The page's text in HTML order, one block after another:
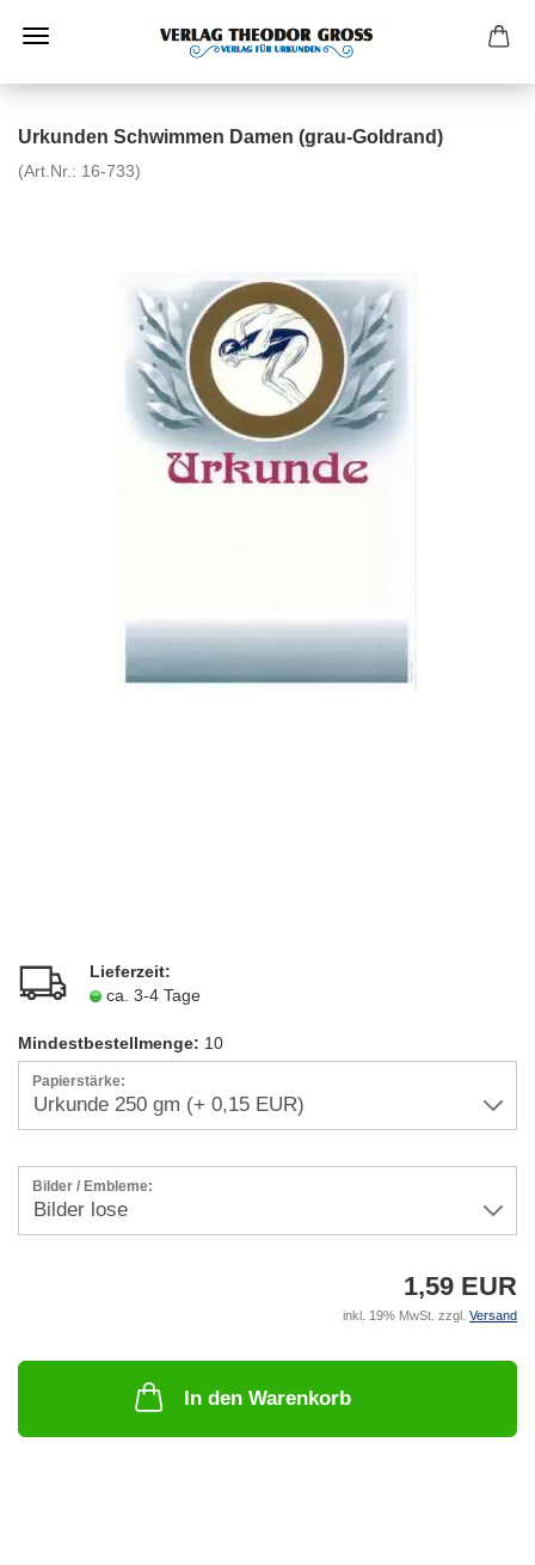
Urkunden Schwimmen Damen (grau-Goldrand)
(Art.Nr.: 16-733)
Lieferzeit:
ca. 3-4 Tage
Mindestbestellmenge: 10
Papierstärke:
Bilder / Embleme:
1,59 EUR
inkl. 19% MwSt. zzgl. Versand
In den Warenkorb